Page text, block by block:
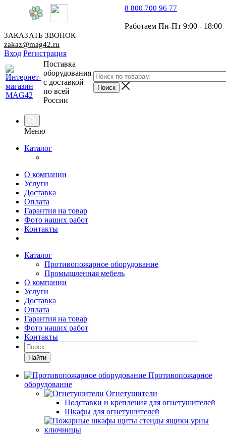
8 800 700 96 77
Работаем Пн-Пт 9:00 - 18:00
ЗАКАЗАТЬ ЗВОНОК
zakaz@mag42.ru
Вход Регистрация
Поставка
оборудования
с доставкой
по всей
России
Меню
Каталог
О компании
Услуги
Доставка
Оплата
Гарантия на товар
Фото наших работ
Контакты
Каталог
Противопожарное оборудование
Промышленная мебель
О компании
Услуги
Доставка
Оплата
Гарантия на товар
Фото наших работ
Контакты
Найти
Противопожарное
оборудование
Огнетушители
Подставки и крепления для огнетушителей
Шкафы для огнетушителей